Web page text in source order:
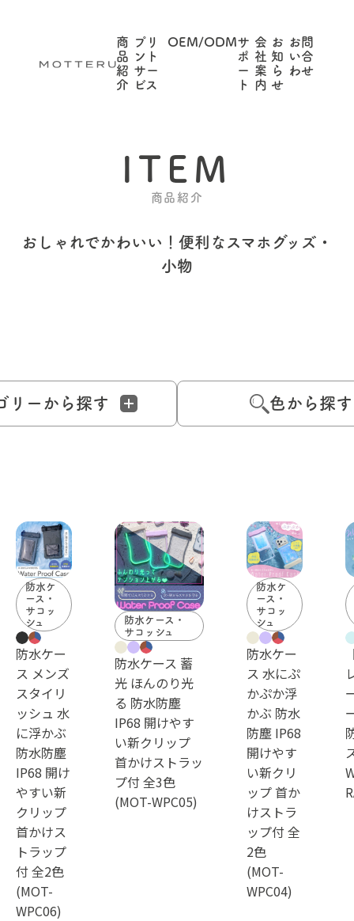
商
品
紹
介
プリ
ント
サー
ビス
OEM/ODMサ
ポ
ー
ト
会
社
案
内
お
知
ら
せ
お問
い合
わせ
ITEM
商品紹介
おしゃれでかわいい！ 便利なスマホグッズ・
小物
リーから探す 色から探す
防水ケ
ース・
サコッ
シュ
防水ケー
ス メンズ
スタイリ
ッシュ 水
に浮かぶ
防水防塵
IP68 開け
やすい新
クリップ
首かけス
トラップ
付 全2色
(MOT-
WPC06)
防水ケース・
サコッシュ
防水ケース 蓄
光 ほんのり光
る 防水防塵
IP68 開けやす
い新クリップ
首かけストラッ
プ付 全3色
(MOT-WPC05)
防水ケ
ース・
サコッ
シュ
防水ケー
ス 水にぷ
かぷか浮
かぶ 防水
防塵 IP68
開けやす
い新クリ
ップ 首か
けストラ
ップ付 全
2色
(MOT-
WPC04)